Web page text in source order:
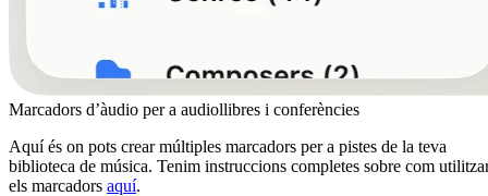
Marcadors d’àudio per a audiollibres i conferències
Aquí és on pots crear múltiples marcadors per a pistes de la teva
biblioteca de música. Tenim instruccions completes sobre com
els marcadors aquí.